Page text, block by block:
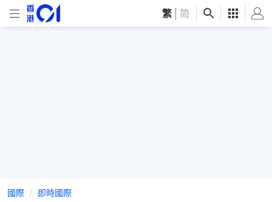
繁 简
國際 即時國際